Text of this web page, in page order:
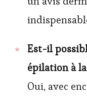
Est-il
épilation à
Oui, avec